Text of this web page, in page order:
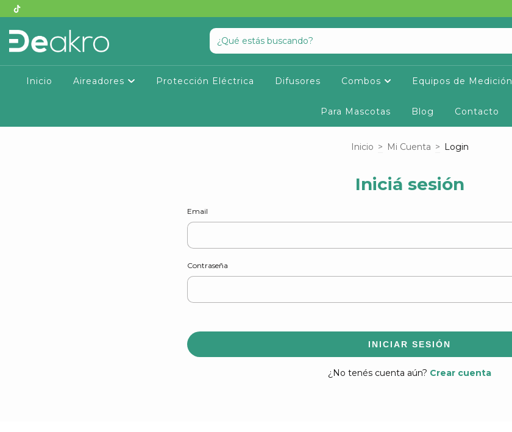
Inicio Aireadores Protección Eléctrica Difusores Combos Equipos de Medición
Para Mascotas Blog Contacto
Inicio > Mi Cuenta > Login
Iniciá sesión
Email
Contraseña
INICIAR SESIÓN
¿No tenés cuenta aún? Crear cuenta